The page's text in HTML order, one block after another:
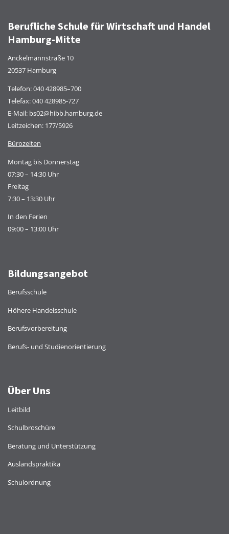
Berufliche Schule für Wirtschaft und Handel
Hamburg-Mitte
Anckelmannstraße 10
20537 Hamburg
Telefon:040 428985–700
Telefax: 040 428985-727
E-Mail: bs02@hibb.hamburg.de
Leitzeichen: 177/5926
Bürozeiten
Montag bis Donnerstag
07:30 – 14:30 Uhr
Freitag
7:30 – 13:30 Uhr
In den Ferien
09:00 – 13:00 Uhr
Bildungsangebot
Berufsschule
Höhere Handelsschule
Berufsvorbereitung
Berufs- und Studienorientierung
Über Uns
Leitbild
Schulbroschüre
Beratung und Unterstützung
Auslandspraktika
Schulordnung